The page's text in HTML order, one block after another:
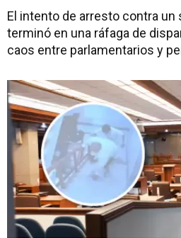
El intento de arresto contra un
terminó en una ráfaga de
caos entre parlamentarios y